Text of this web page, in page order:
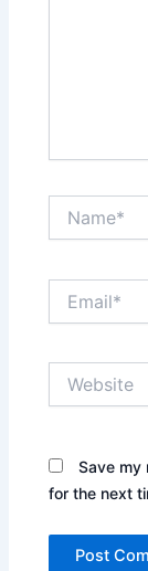
Save my
for the next